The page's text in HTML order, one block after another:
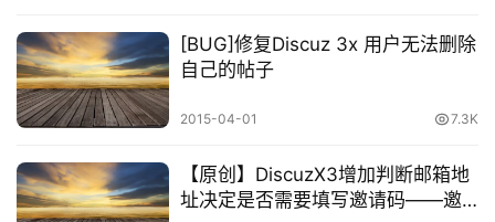
荐
&
工
具
关
于
登录 注册
[BUG]修复Discuz 3x 用户无法删除
自己的帖子
2015-04-01 7.3K
【原创】DiscuzX3增加判断邮箱地
址决定是否需要填写邀请码——邀